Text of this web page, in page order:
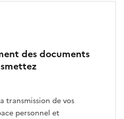
des documents
transmission de vos
personnel et